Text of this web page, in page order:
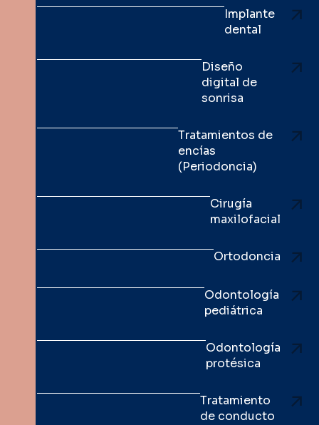
Implante
dental
Diseño
digital de
sonrisa
Tratamientos de
encías
(Periodoncia)
Cirugía
maxilofacial
Ortodoncia
Odontología
pediátrica
Odontología
protésica
Tratamiento
de conducto